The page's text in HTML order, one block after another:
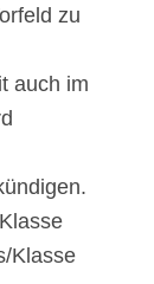
zu
auch im
Klasse